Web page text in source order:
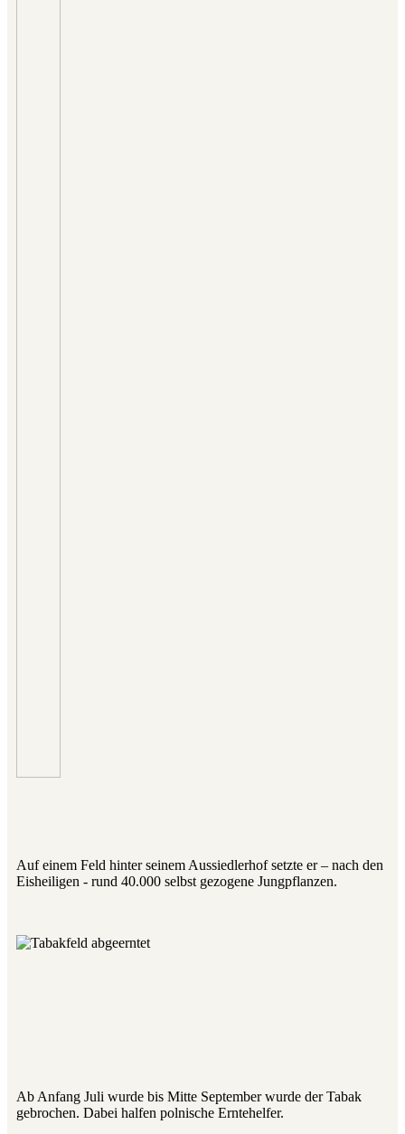
Auf einem Feld hinter seinem Aussiedlerhof setzte er – nach den
Eisheiligen - rund 40.000 selbst gezogene Jungpflanzen.
Ab Anfang Juli wurde bis Mitte September wurde der Tabak
gebrochen. Dabei halfen polnische Erntehelfer.